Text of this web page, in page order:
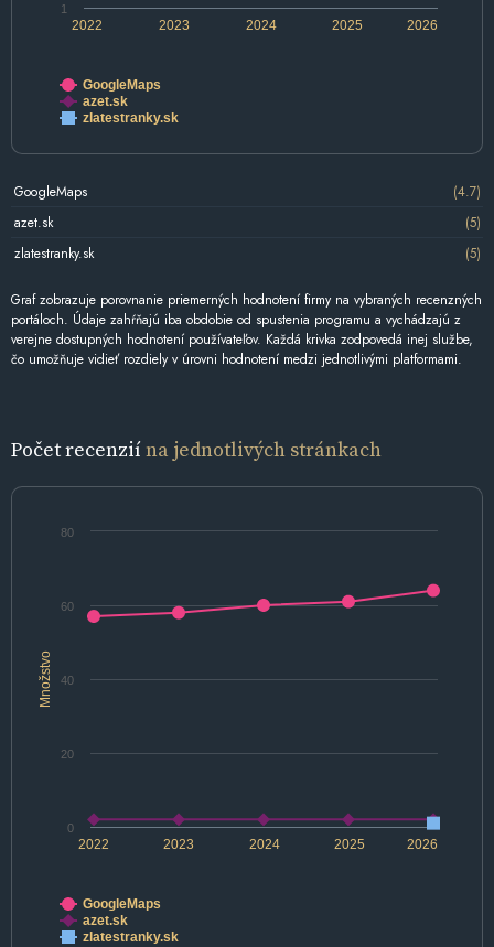
2022 2024 2026
2023 2025
1
GoogleMaps
azet.sk
zlatestranky.sk
GoogleMaps
(4.7)
azet.sk
(5)
zlatestranky.sk
(5)
Graf zobrazuje porovnanie priemerných hodnotení firmy na vybraných recenzných
portáloch. Údaje zahŕňajú iba obdobie od spustenia programu a vychádzajú z
verejne dostupných hodnotení používateľov. Každá krivka zodpovedá inej službe,
čo umožňuje vidieť rozdiely v úrovni hodnotení medzi jednotlivými platformami.
Počet recenziína jednotlivých stránkach
Množstvo
2022 2024 2026
2023 2025
0
20
40
60
80
GoogleMaps
azet.sk
zlatestranky.sk